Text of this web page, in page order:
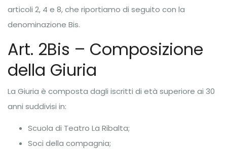
articoli 2, 4 e 8, che riportiamo di seguito con la
denominazione Bis.
Art. 2Bis – Composizione
della Giuria
La Giuria è composta dagli iscritti di età superiore ai 30
anni suddivisi in:
Scuola di Teatro La Ribalta;
Soci della compagnia;